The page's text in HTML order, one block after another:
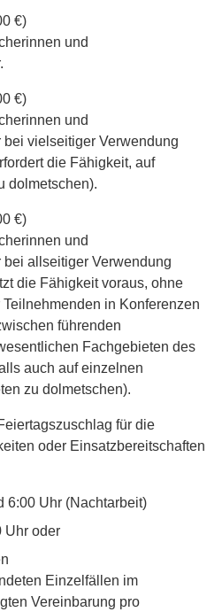
€)
und
€)
und
vielseitiger Verwendung
die Fähigkeit, auf
dolmetschen).
€)
und
allseitiger Verwendung
die Fähigkeit voraus, ohne
in Konferenzen
führenden
Fachgebieten des
auch auf einzelnen
zu dolmetschen).
für die
oder Einsatzbereitschaften
6:00 Uhr (Nachtarbeit)
Uhr oder
Einzelfällen im
Vereinbarung pro